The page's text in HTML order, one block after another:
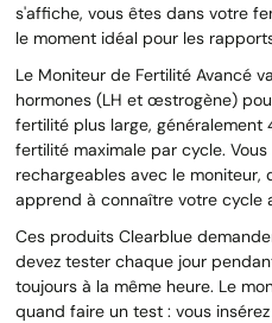
s'affiche, vous êtes dans votre
le moment idéal pour les
Le Moniteur de Fertilité Avancé
hormones (LH et œstrogène)
fertilité plus large, généralement
fertilité maximale par cycle.
rechargeables avec le moniteur,
apprend à connaître votre cycle
Ces produits Clearblue
devez tester chaque jour
toujours à la même heure. Le
quand faire un test : vous